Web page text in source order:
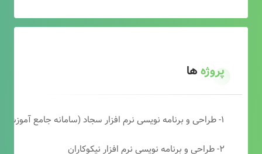
پروژهها
۱- طراحی و برنامه نویسی نرم افزار سجاد (سامانه جامع آموزشی دارالقرآن)
۲- طراحی و برنامه نویسی نرم افزار نیکوکاران